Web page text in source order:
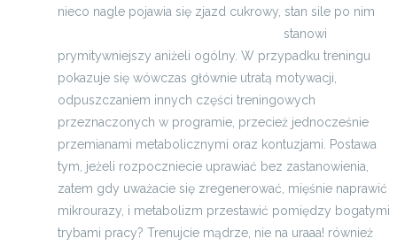
nieco nagle pojawia się zjazd cukrowy, stan sile po nim
stanowi
prymitywniejszy aniżeli ogólny. W przypadku treningu
pokazuje się wówczas głównie utratą motywacji,
odpuszczaniem innych części treningowych
przeznaczonych w programie, przecież jednocześnie
przemianami metabolicznymi oraz kontuzjami. Postawa
tym, jeżeli rozpoczniecie uprawiać bez zastanowienia,
zatem gdy uważacie się zregenerować, mięśnie naprawić
mikrourazy, i metabolizm przestawić pomiędzy bogatymi
trybami pracy? Trenujcie mądrze, nie na uraaa! również